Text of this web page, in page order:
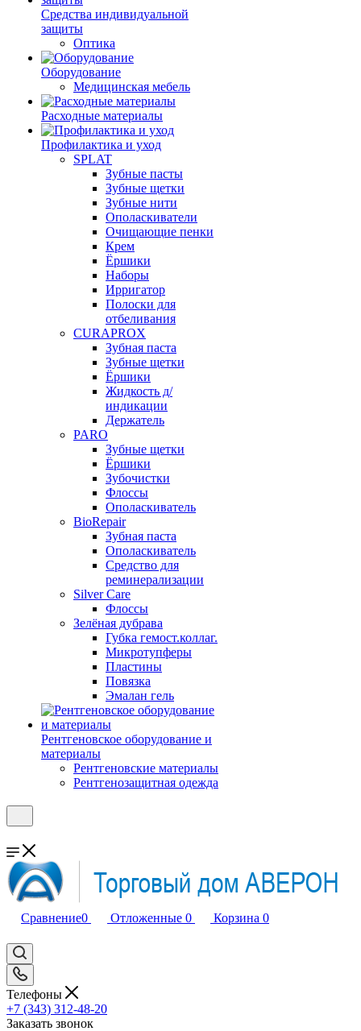
Средства индивидуальной
защиты
Оптика
Оборудование
Медицинская мебель
Расходные материалы
Профилактика и уход
SPLAT
Зубные пасты
Зубные щетки
Зубные нити
Ополаскиватели
Очищающие пенки
Крем
Ёршики
Наборы
Ирригатор
Полоски для
отбеливания
CURAPROX
Зубная паста
Зубные щетки
Ёршики
Жидкость д/
индикации
Держатель
PARO
Зубные щетки
Ёршики
Зубочистки
Флоссы
Ополаскиватель
BioRepair
Зубная паста
Ополаскиватель
Средство для
реминерализации
Silver Care
Флоссы
Зелёная дубрава
Губка гемост.коллаг.
Микротупферы
Пластины
Повязка
Эмалан гель
Рентгеновское оборудование и
материалы
Рентгеновские материалы
Рентгенозащитная одежда
Сравнение0 Отложенные 0 Корзина 0
Телефоны
+7 (343) 312-48-20
Заказать звонок